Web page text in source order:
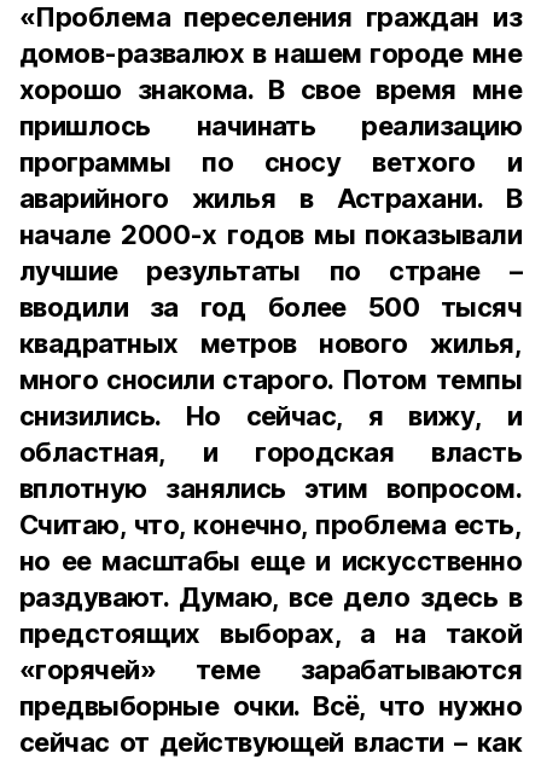
«Проблема переселения граждан из
домов-развалюх в нашем городе мне
хорошо знакома. В свое время мне
пришлось начинать реализацию
программы по сносу ветхого и
аварийного жилья в Астрахани. В
начале 2000-х годов мы показывали
лучшие результаты по стране –
вводили за год более 500 тысяч
квадратных метров нового жилья,
много сносили старого. Потом темпы
снизились. Но сейчас, я вижу, и
областная, и городская власть
вплотную занялись этим вопросом.
Считаю, что, конечно, проблема есть,
но ее масштабы еще и искусственно
раздувают. Думаю, все дело здесь в
предстоящих выборах, а на такой
«горячей» теме зарабатываются
предвыборные очки. Всё, что нужно
сейчас от действующей власти – как